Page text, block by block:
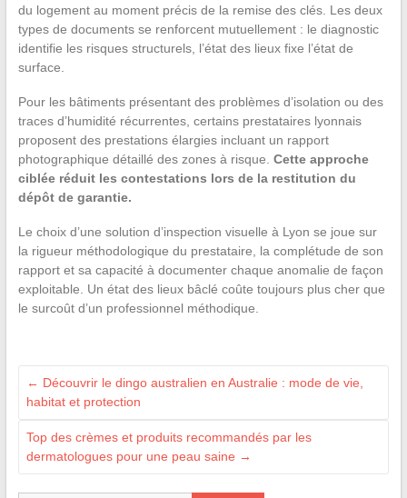
du logement au moment précis de la remise des clés. Les deux
types de documents se renforcent mutuellement : le diagnostic
identifie les risques structurels, l’état des lieux fixe l’état de
surface.
Pour les bâtiments présentant des problèmes d’isolation ou des
traces d’humidité récurrentes, certains prestataires lyonnais
proposent des prestations élargies incluant un rapport
photographique détaillé des zones à risque. Cette approche
ciblée réduit les contestations lors de la restitution du
dépôt de garantie.
Le choix d’une solution d’inspection visuelle à Lyon se joue sur
la rigueur méthodologique du prestataire, la complétude de son
rapport et sa capacité à documenter chaque anomalie de façon
exploitable. Un état des lieux bâclé coûte toujours plus cher que
le surcoût d’un professionnel méthodique.
← Découvrir le dingo australien en Australie : mode de vie,
habitat et protection
Top des crèmes et produits recommandés par les
dermatologues pour une peau saine →